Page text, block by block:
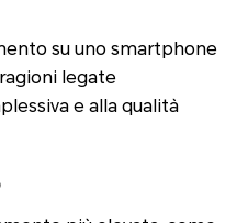
su uno smartphone
legate
e alla qualità